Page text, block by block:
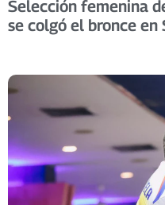
Selección femenina
se colgó el bronce en